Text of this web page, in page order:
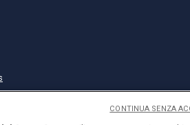
CONTINUA SENZA